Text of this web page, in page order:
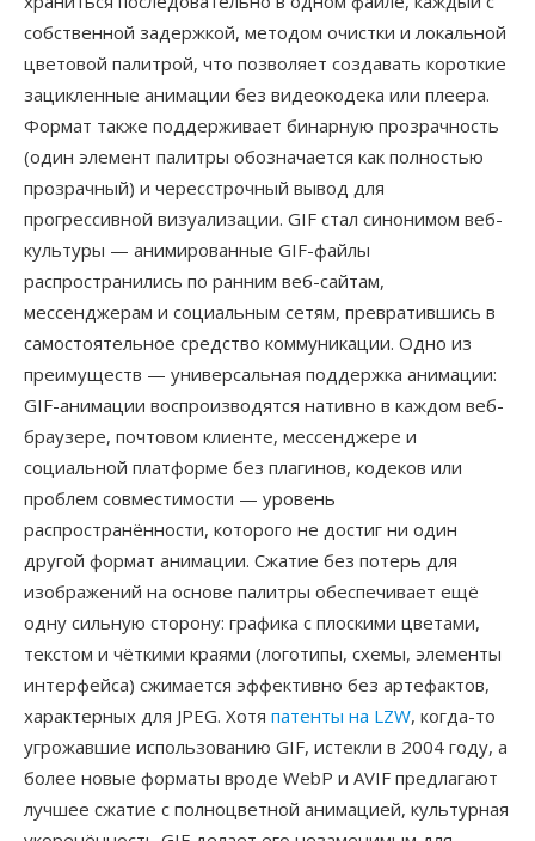
собственной задержкой, методом очистки и локальной
цветовой палитрой, что позволяет создавать короткие
зацикленные анимации без видеокодека или плеера.
Формат также поддерживает бинарную прозрачность
(один элемент палитры обозначается как полностью
прозрачный) и чересстрочный вывод для
прогрессивной визуализации. GIF стал синонимом веб-
культуры — анимированные GIF-файлы
распространились по ранним веб-сайтам,
мессенджерам и социальным сетям, превратившись в
самостоятельное средство коммуникации. Одно из
преимуществ — универсальная поддержка анимации:
GIF-анимации воспроизводятся нативно в каждом веб-
браузере, почтовом клиенте, мессенджере и
социальной платформе без плагинов, кодеков или
проблем совместимости — уровень
распространённости, которого не достиг ни один
другой формат анимации. Сжатие без потерь для
изображений на основе палитры обеспечивает ещё
одну сильную сторону: графика с плоскими цветами,
текстом и чёткими краями (логотипы, схемы, элементы
интерфейса) сжимается эффективно без артефактов,
характерных для JPEG. Хотя патенты на LZW, когда-то
угрожавшие использованию GIF, истекли в 2004 году, а
более новые форматы вроде WebP и AVIF предлагают
лучшее сжатие с полноцветной анимацией, культурная